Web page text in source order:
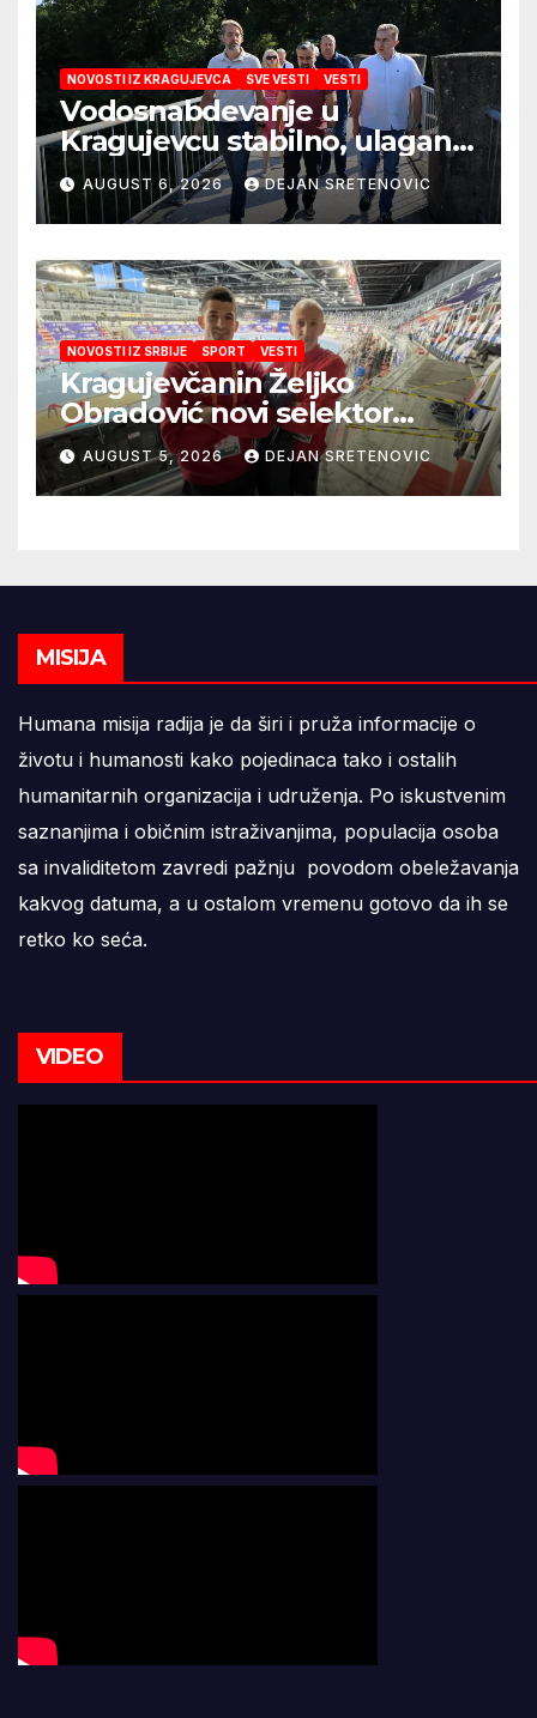
NOVOSTI IZ KRAGUJEVCA SVE VESTI VESTI
Vodosnabdevanje u
Kragujevcu stabilno, ulaganja
obezbedila sigurnije
snabdevanje
AUGUST 6, 2026 DEJAN SRETENOVIC
NOVOSTI IZ SRBIJE SPORT VESTI
Kragujevčanin Željko
Obradović novi selektor
Atletske reprezentacije Srbije
AUGUST 5, 2026 DEJAN SRETENOVIC
MISIJA
Humana misija radija je da širi i pruža informacije o
životu i humanosti kako pojedinaca tako i ostalih
humanitarnih organizacija i udruženja. Po iskustvenim
saznanjima i običnim istraživanjima, populacija osoba
sa invaliditetom zavredi pažnju povodom obeležavanja
kakvog datuma, a u ostalom vremenu gotovo da ih se
retko ko seća.
VIDEO